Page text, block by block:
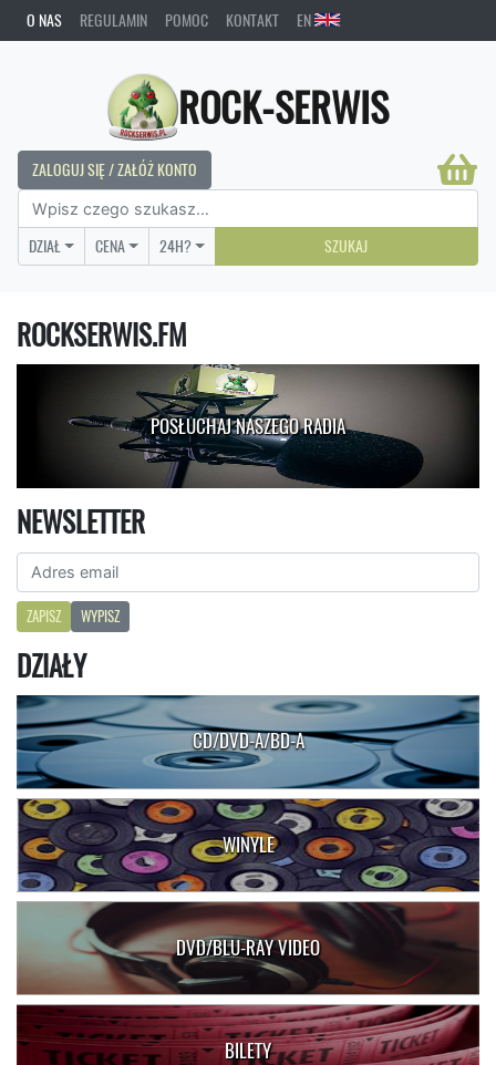
O NAS REGULAMIN POMOC KONTAKT EN
ROCK-SERWIS
ZALOGUJ SIĘ / ZAŁÓŻ KONTO
DZIAŁ CENA 24H? SZUKAJ
ROCKSERWIS.FM
POSŁUCHAJ NASZEGO RADIA
NEWSLETTER
ZAPISZ WYPISZ
DZIAŁY
CD/DVD-A/BD-A
WINYLE
DVD/BLU-RAY VIDEO
BILETY